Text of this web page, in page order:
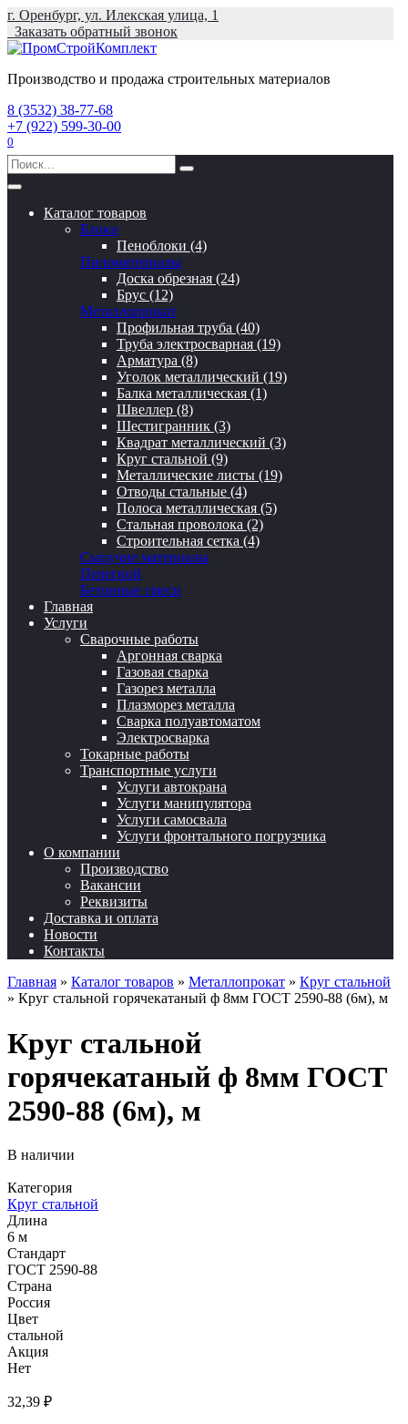
Перейти
содержанию
г. Оренбург, ул. Илекская улица, 1
Заказать обратный звонок
Производство и продажа строительных материалов
8 (3532) 38-77-68
+7 (922) 599-30-00
0
Search
for:
Каталог товаров
Блоки
Пеноблоки (4)
Пиломатериалы
Доска обрезная (24)
Брус (12)
Металлопрокат
Профильная труба (40)
Труба электросварная (19)
Арматура (8)
Уголок металлический (19)
Балка металлическая (1)
Швеллер (8)
Шестигранник (3)
Квадрат металлический (3)
Круг стальной (9)
Металлические листы (19)
Отводы стальные (4)
Полоса металлическая (5)
Стальная проволока (2)
Строительная сетка (4)
Сыпучие материалы
Перегной
Бетонные смеси
Главная
Услуги
Сварочные работы
Аргонная сварка
Газовая сварка
Газорез металла
Плазморез металла
Сварка полуавтоматом
Электросварка
Токарные работы
Транспортные услуги
Услуги автокрана
Услуги манипулятора
Услуги самосвала
Услуги фронтального погрузчика
О компании
Производство
Вакансии
Реквизиты
Доставка и оплата
Новости
Контакты
Главная » Каталог товаров » Металлопрокат » Круг стальной
» Круг стальной горячекатаный ф 8мм ГОСТ 2590-88 (6м), м
Круг стальной
горячекатаный ф 8мм ГОСТ
2590-88 (6м), м
В наличии
Категория
Круг стальной
Длина
6 м
Стандарт
ГОСТ 2590-88
Страна
Россия
Цвет
стальной
Акция
Нет
32,39 ₽